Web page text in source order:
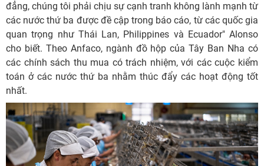
đẳng, chúng tôi phải chịu sự cạnh tranh không lành mạnh từ
các nước thứ ba được đề cập trong báo cáo, từ các quốc gia
quan trọng như Thái Lan, Philippines và Ecuador" Alonso
cho biết. Theo Anfaco, ngành đồ hộp của Tây Ban Nha có
các chính sách thu mua có trách nhiệm, với các cuộc kiểm
toán ở các nước thứ ba nhằm thúc đẩy các hoạt động tốt
nhất.